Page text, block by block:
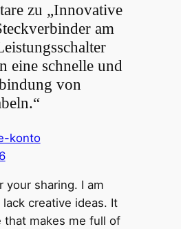
zu „Innovative
am
eine schnelle und
von
konto
your sharing. I am
creative ideas. It
that makes me full of